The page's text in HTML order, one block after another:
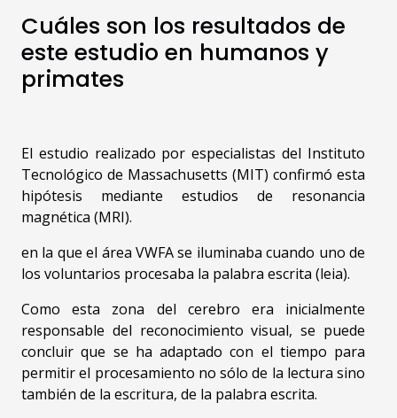
Cuáles son los resultados de
este estudio en humanos y
primates
El estudio realizado por especialistas del Instituto
Tecnológico de Massachusetts (MIT) confirmó esta
hipótesis mediante estudios de resonancia
magnética (MRI).
en la que el área VWFA se iluminaba cuando uno de
los voluntarios procesaba la palabra escrita (leia).
Como esta zona del cerebro era inicialmente
responsable del reconocimiento visual, se puede
concluir que se ha adaptado con el tiempo para
permitir el procesamiento no sólo de la lectura sino
también de la escritura, de la palabra escrita.